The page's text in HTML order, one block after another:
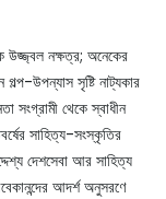
উজ্জ্বল নক্ষত্র; অনেকের
গল্প-উপন্যাস সৃষ্টি নাট্যকার
সংগ্রামী থেকে স্বাধীন
সাহিত্য-সংস্কৃতির
দেশসেবা আর সাহিত্য
আদর্শ অনুসরণে